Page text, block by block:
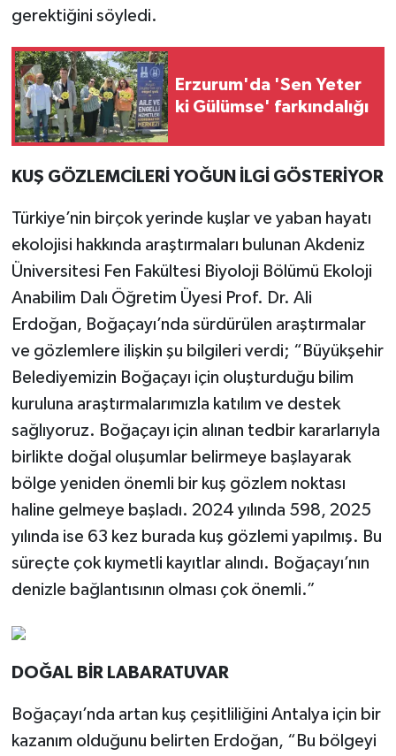
gerektiğini söyledi.
Erzurum'da 'Sen Yeter
ki Gülümse' farkındalığı
KUŞ GÖZLEMCİLERİ YOĞUN İLGİ GÖSTERİYOR
Türkiye’nin birçok yerinde kuşlar ve yaban hayatı
ekolojisi hakkında araştırmaları bulunan Akdeniz
Üniversitesi Fen Fakültesi Biyoloji Bölümü Ekoloji
Anabilim Dalı Öğretim Üyesi Prof. Dr. Ali
Erdoğan, Boğaçayı’nda sürdürülen araştırmalar
ve gözlemlere ilişkin şu bilgileri verdi; “Büyükşehir
Belediyemizin Boğaçayı için oluşturduğu bilim
kuruluna araştırmalarımızla katılım ve destek
sağlıyoruz. Boğaçayı için alınan tedbir kararlarıyla
birlikte doğal oluşumlar belirmeye başlayarak
bölge yeniden önemli bir kuş gözlem noktası
haline gelmeye başladı. 2024 yılında 598, 2025
yılında ise 63 kez burada kuş gözlemi yapılmış. Bu
süreçte çok kıymetli kayıtlar alındı. Boğaçayı’nın
denizle bağlantısının olması çok önemli.”
DOĞAL BİR LABARATUVAR
Boğaçayı’nda artan kuş çeşitliliğini Antalya için bir
kazanım olduğunu belirten Erdoğan, “Bu bölgeyi